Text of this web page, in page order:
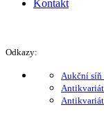
Kontakt
Odkazy:
Aukční